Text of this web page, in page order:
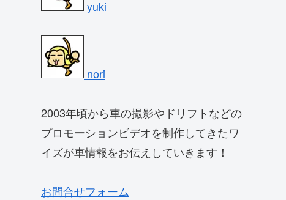
yuki
nori
2003年頃から車の撮影やドリフトなどの
プロモーションビデオを制作してきたワ
イズが車情報をお伝えしていきます！
お問合せフォーム